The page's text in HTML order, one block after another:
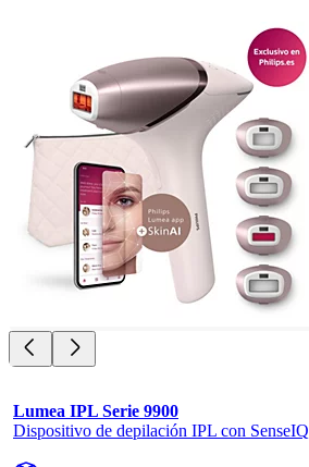
Lumea IPL Serie 9900
Dispositivo de depilación IPL con SenseIQ